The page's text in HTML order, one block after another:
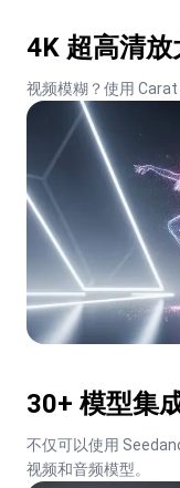
4K 超高清放
视频模糊？使用 Carat
30+ 模型集
不仅可以使用
视频和音频模型。